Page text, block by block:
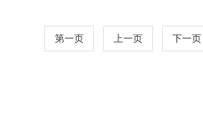
第一页 上一页 下一页